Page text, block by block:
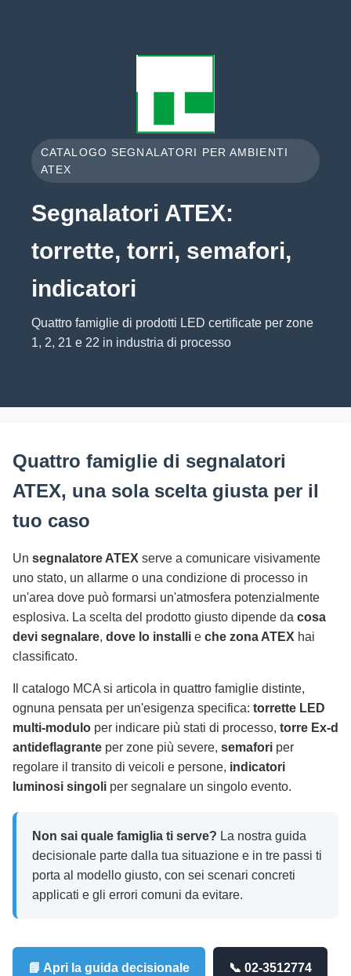
CATALOGO SEGNALATORI PER AMBIENTI
ATEX
Segnalatori ATEX:
torrette, torri, semafori,
indicatori
Quattro famiglie di prodotti LED certificate per zone
1, 2, 21 e 22 in industria di processo
Quattro famiglie di segnalatori
ATEX, una sola scelta giusta per il
tuo caso
Un segnalatore ATEX serve a comunicare visivamente
uno stato, un allarme o una condizione di processo in
un'area dove può formarsi un'atmosfera potenzialmente
esplosiva. La scelta del prodotto giusto dipende da cosa
devi segnalare, dove lo installi e che zona ATEX hai
classificato.
Il catalogo MCA si articola in quattro famiglie distinte,
ognuna pensata per un'esigenza specifica: torrette LED
multi-modulo per indicare più stati di processo, torre Ex-d
antideflagrante per zone più severe, semafori per
regolare il transito di veicoli e persone, indicatori
luminosi singoli per segnalare un singolo evento.
Non sai quale famiglia ti serve? La nostra guida
decisionale parte dalla tua situazione e in tre passi ti
porta al modello giusto, con sei scenari concreti
applicati e gli errori comuni da evitare.
📘 Apri la guida decisionale 📞 02-3512774